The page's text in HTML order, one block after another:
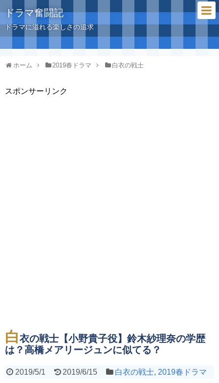
ドラマ奮闘記
ドラマに溢れる楽しさの追求
ホーム 2019春ドラマ 白衣の戦士
スポンサーリンク
白衣の戦士【小野貴子役】鈴木紗理奈の学歴
は？高橋メアリージュンに似てる？
2019/5/1 2019/6/15 白衣の戦士, 2019春ドラマ